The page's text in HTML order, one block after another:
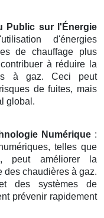
Public sur l'Énergie
d'énergies
de chauffage plus
à réduire la
à gaz. Ceci peut
de fuites, mais
global.
Numérique :
telles que
peut améliorer la
des chaudières à gaz.
des systèmes de
prévenir rapidement